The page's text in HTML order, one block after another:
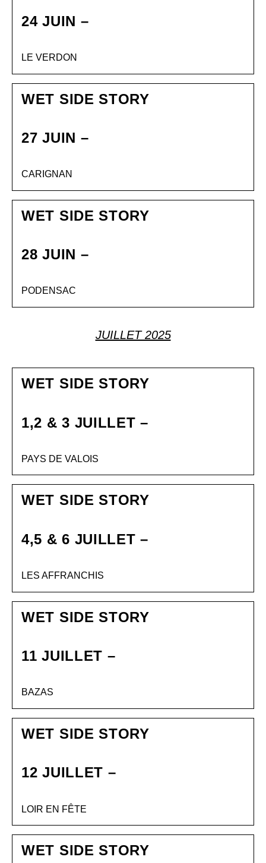
24 JUIN –
LE VERDON
WET SIDE STORY
27 JUIN –
CARIGNAN
WET SIDE STORY
28 JUIN –
PODENSAC
JUILLET 2025
WET SIDE STORY
1,2 & 3 JUILLET –
PAYS DE VALOIS
WET SIDE STORY
4,5 & 6 JUILLET –
LES AFFRANCHIS
WET SIDE STORY
11 JUILLET –
BAZAS
WET SIDE STORY
12 JUILLET –
LOIR EN FÊTE
WET SIDE STORY